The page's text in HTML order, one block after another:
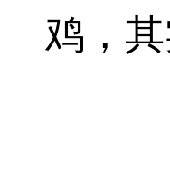
鸡，